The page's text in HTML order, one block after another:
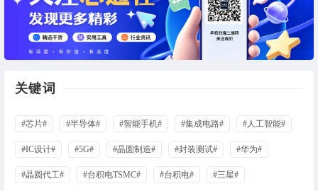
关键词
#芯片# #半导体# #智能手机# #集成电路# #人工智能#
#IC设计# #5G# #晶圆制造# #封装测试# #华为#
#晶圆代工# #台积电TSMC# #台积电# #三星#